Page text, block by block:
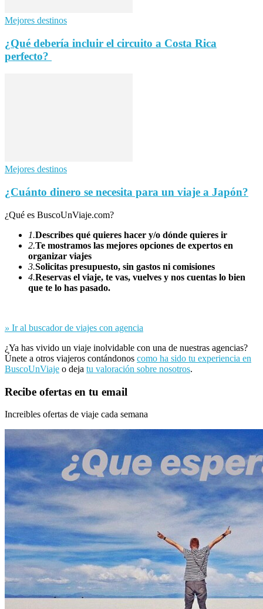
Mejores destinos
¿Qué debería incluir el circuito a Costa Rica
perfecto?
Mejores destinos
¿Cuánto dinero se necesita para un viaje a Japón?
¿Qué es BuscoUnViaje.com?
1.Describes qué quieres hacer y/o dónde quieres ir
2.Te mostramos las mejores opciones de expertos en
organizar viajes
3.Solicitas presupuesto, sin gastos ni comisiones
4.Reservas el viaje, te vas, vuelves y nos cuentas lo bien
que te lo has pasado.
» Ir al buscador de viajes con agencia
¿Ya has vivido un viaje inolvidable con una de nuestras agencias?
Únete a otros viajeros contándonos como ha sido tu experiencia en
BuscoUnViaje o deja tu valoración sobre nosotros.
Recibe ofertas en tu email
Increibles ofertas de viaje cada semana